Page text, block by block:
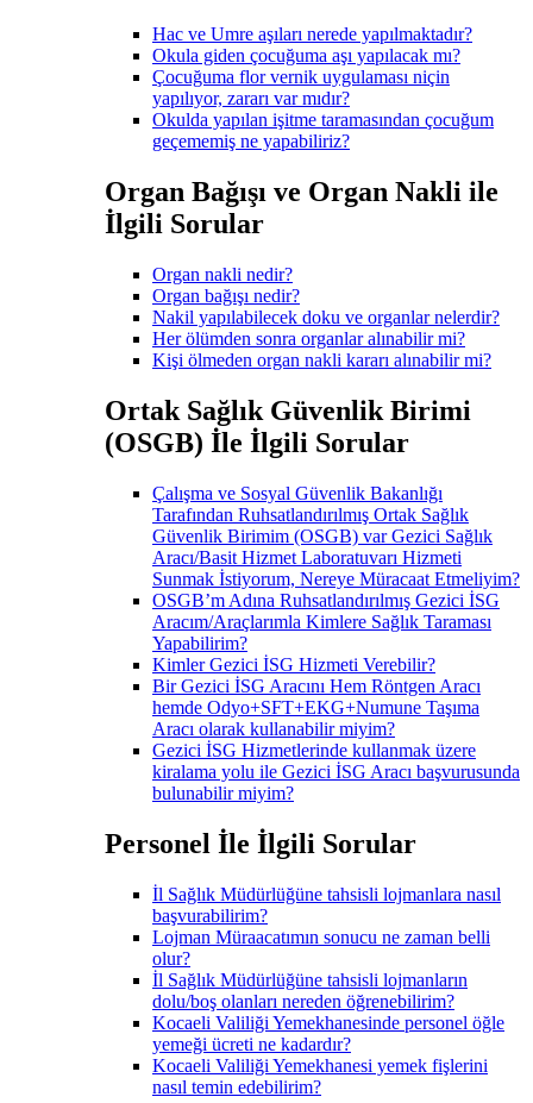
Hac ve Umre aşıları nerede yapılmaktadır?
Okula giden çocuğuma aşı yapılacak mı?
Çocuğuma flor vernik uygulaması niçin
yapılıyor, zararı var mıdır?
Okulda yapılan işitme taramasından çocuğum
geçememiş ne yapabiliriz?
Organ Bağışı ve Organ Nakli ile
İlgili Sorular
Organ nakli nedir?
Organ bağışı nedir?
Nakil yapılabilecek doku ve organlar nelerdir?
Her ölümden sonra organlar alınabilir mi?
Kişi ölmeden organ nakli kararı alınabilir mi?
Ortak Sağlık Güvenlik Birimi
(OSGB) İle İlgili Sorular
Çalışma ve Sosyal Güvenlik Bakanlığı
Tarafından Ruhsatlandırılmış Ortak Sağlık
Güvenlik Birimim (OSGB) var Gezici Sağlık
Aracı/Basit Hizmet Laboratuvarı Hizmeti
Sunmak İstiyorum, Nereye Müracaat Etmeliyim?
OSGB’m Adına Ruhsatlandırılmış Gezici İSG
Aracım/Araçlarımla Kimlere Sağlık Taraması
Yapabilirim?
Kimler Gezici İSG Hizmeti Verebilir?
Bir Gezici İSG Aracını Hem Röntgen Aracı
hemde Odyo+SFT+EKG+Numune Taşıma
Aracı olarak kullanabilir miyim?
Gezici İSG Hizmetlerinde kullanmak üzere
kiralama yolu ile Gezici İSG Aracı başvurusunda
bulunabilir miyim?
Personel İle İlgili Sorular
İl Sağlık Müdürlüğüne tahsisli lojmanlara nasıl
başvurabilirim?
Lojman Müraacatımın sonucu ne zaman belli
olur?
İl Sağlık Müdürlüğüne tahsisli lojmanların
dolu/boş olanları nereden öğrenebilirim?
Kocaeli Valiliği Yemekhanesinde personel öğle
yemeği ücreti ne kadardır?
Kocaeli Valiliği Yemekhanesi yemek fişlerini
nasıl temin edebilirim?